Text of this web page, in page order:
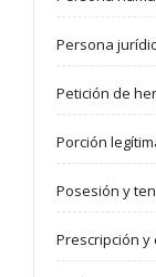
Persona
Petición de
Porción
Posesión y
Prescripción y